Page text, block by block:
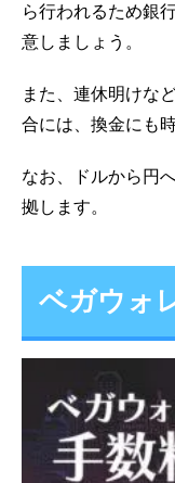
ら行われるため銀
意しましょう。
また、連休明けな
合には、換金にも
なお、ドルから円
拠します。
ベガウォ